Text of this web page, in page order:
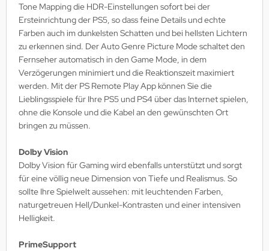
Tone Mapping die HDR-Einstellungen sofort bei der
Ersteinrichtung der PS5, so dass feine Details und echte
Farben auch im dunkelsten Schatten und bei hellsten Lichtern
zu erkennen sind. Der Auto Genre Picture Mode schaltet den
Fernseher automatisch in den Game Mode, in dem
Verzögerungen minimiert und die Reaktionszeit maximiert
werden. Mit der PS Remote Play App können Sie die
Lieblingsspiele für Ihre PS5 und PS4 über das Internet spielen,
ohne die Konsole und die Kabel an den gewünschten Ort
bringen zu müssen.
Dolby Vision
Dolby Vision für Gaming wird ebenfalls unterstützt und sorgt
für eine völlig neue Dimension von Tiefe und Realismus. So
sollte Ihre Spielwelt aussehen: mit leuchtenden Farben,
naturgetreuen Hell/Dunkel-Kontrasten und einer intensiven
Helligkeit.
PrimeSupport